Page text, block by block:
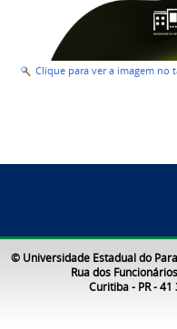
Clique para ver a imagem no
© Universidade Estadual do
Rua dos
Curitiba - PR -